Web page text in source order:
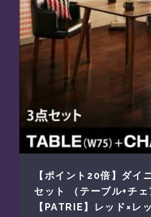
【ポイント20倍】ダイ
セット （テーブル+チェ
【PATRIE】レッド×レ